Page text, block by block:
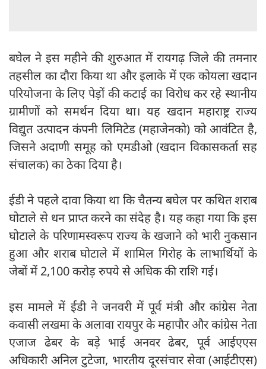
बघेल ने इस महीने की शुरुआत में रायगढ़ जिले की तमनार
तहसील का दौरा किया था और इलाके में एक कोयला खदान
परियोजना के लिए पेड़ों की कटाई का विरोध कर रहे स्थानीय
ग्रामीणों को समर्थन दिया था। यह खदान महाराष्ट्र राज्य
विद्युत उत्पादन कंपनी लिमिटेड (महाजेनको) को आवंटित है,
जिसने अदाणी समूह को एमडीओ (खदान विकासकर्ता सह
संचालक) का ठेका दिया है।
ईडी ने पहले दावा किया था कि चैतन्य बघेल पर कथित शराब
घोटाले से धन प्राप्त करने का संदेह है। यह कहा गया कि इस
घोटाले के परिणामस्वरूप राज्य के खजाने को भारी नुकसान
हुआ और शराब घोटाले में शामिल गिरोह के लाभार्थियों के
जेबों में 2,100 करोड़ रुपये से अधिक की राशि गई।
इस मामले में ईडी ने जनवरी में पूर्व मंत्री और कांग्रेस नेता
कवासी लखमा के अलावा रायपुर के महापौर और कांग्रेस नेता
एजाज ढेबर के बड़े भाई अनवर ढेबर, पूर्व आईएएस
अधिकारी अनिल टुटेजा, भारतीय दूरसंचार सेवा (आईटीएस)